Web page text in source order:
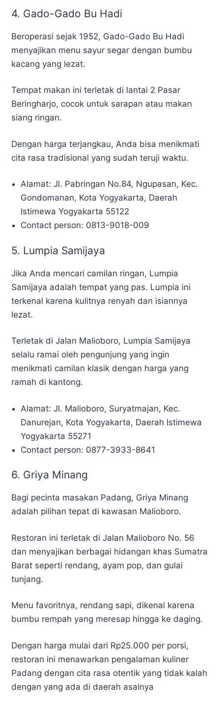
4. Gado-Gado Bu Hadi
Beroperasi sejak 1952, Gado-Gado Bu Hadi
menyajikan menu sayur segar dengan bumbu
kacang yang lezat.
Tempat makan ini terletak di lantai 2 Pasar
Beringharjo, cocok untuk sarapan atau makan
siang ringan.
Dengan harga terjangkau, Anda bisa menikmati
cita rasa tradisional yang sudah teruji waktu.
Alamat: Jl. Pabringan No.84, Ngupasan, Kec.
Gondomanan, Kota Yogyakarta, Daerah
Istimewa Yogyakarta 55122
Contact person: 0813-9018-009
5. Lumpia Samijaya
Jika Anda mencari camilan ringan, Lumpia
Samijaya adalah tempat yang pas. Lumpia ini
terkenal karena kulitnya renyah dan isiannya
lezat.
Terletak di Jalan Malioboro, Lumpia Samijaya
selalu ramai oleh pengunjung yang ingin
menikmati camilan klasik dengan harga yang
ramah di kantong.
Alamat: Jl. Malioboro, Suryatmajan, Kec.
Danurejan, Kota Yogyakarta, Daerah Istimewa
Yogyakarta 55271
Contact person: 0877-3933-8641
6. Griya Minang
Bagi pecinta masakan Padang, Griya Minang
adalah pilihan tepat di kawasan Malioboro.
Restoran ini terletak di Jalan Malioboro No. 56
dan menyajikan berbagai hidangan khas Sumatra
Barat seperti rendang, ayam pop, dan gulai
tunjang.
Menu favoritnya, rendang sapi, dikenal karena
bumbu rempah yang meresap hingga ke daging.
Dengan harga mulai dari Rp25.000 per porsi,
restoran ini menawarkan pengalaman kuliner
Padang dengan cita rasa otentik yang tidak kalah
dengan yang ada di daerah asalnya